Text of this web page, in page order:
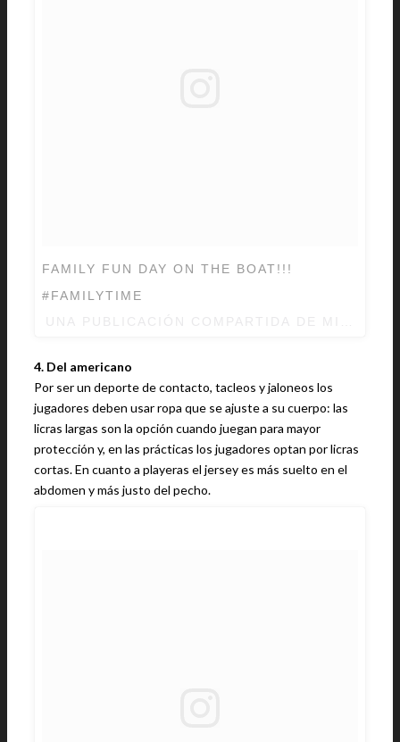
FAMILY FUN DAY ON THE BOAT!!!
#FAMILYTIME
4. Del americano
Por ser un deporte de contacto, tacleos y jaloneos los
jugadores deben usar ropa que se ajuste a su cuerpo: las
licras largas son la opción cuando juegan para mayor
protección y, en las prácticas los jugadores optan por licras
cortas. En cuanto a playeras el jersey es más suelto en el
abdomen y más justo del pecho.